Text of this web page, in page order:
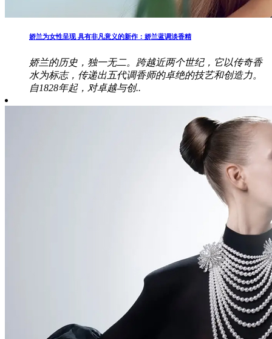
娇兰为女性呈现 具有非凡意义的新作：娇兰蓝调淡香精
娇兰的历史，独一无二。跨越近两个世纪，它以传奇香
水为标志，传递出五代调香师的卓绝的技艺和创造力。
自1828年起，对卓越与创..